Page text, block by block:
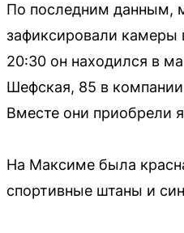
По последним данным,
зафиксировали камеры
20:30 он находился в
Шефская, 85 в
Вместе они приобрели
На Максиме была
спортивные штаны и